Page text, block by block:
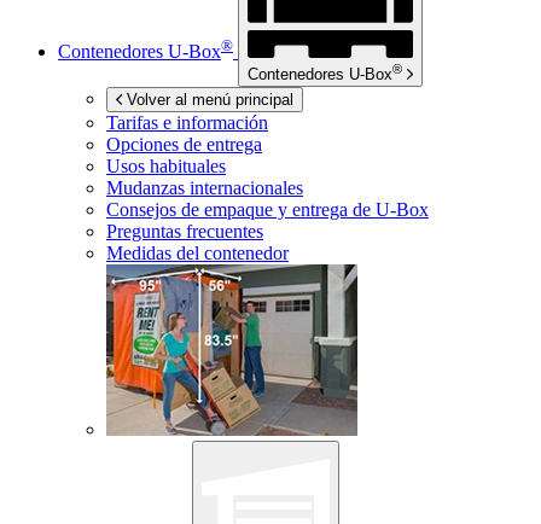
Contenedores U-Box®
Contenedores U-Box®
Volver al menú principal
Tarifas e información
Opciones de entrega
Usos habituales
Mudanzas internacionales
Consejos de empaque y entrega de U-Box
Preguntas frecuentes
Medidas del contenedor